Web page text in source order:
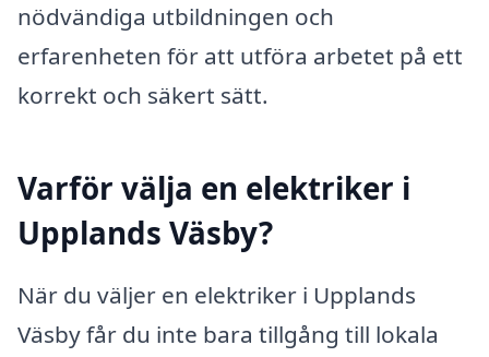
nödvändiga utbildningen och
erfarenheten för att utföra arbetet på ett
korrekt och säkert sätt.
Varför välja en elektriker i
Upplands Väsby?
När du väljer en elektriker i Upplands
Väsby får du inte bara tillgång till lokala